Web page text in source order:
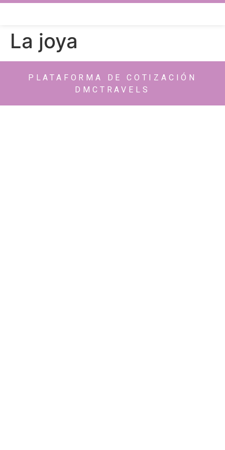
La joya
PLATAFORMA DE COTIZACIÓN
DMCTRAVELS